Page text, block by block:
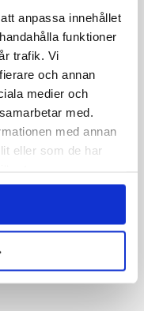
anpassa innehållet
funktioner
trafik. Vi
och annan
medier och
med.
med annan
eller som de har